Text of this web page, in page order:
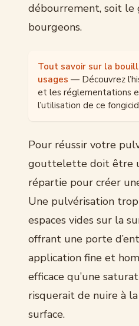
débourrement, soit le
bourgeons.
Tout savoir sur la
usages — Découvrez
et les réglementations
l’utilisation de ce
Pour réussir votre
gouttelette doit être
répartie pour créer
Une pulvérisation
espaces vides sur la
offrant une porte
application fine et
efficace qu’une
risquerait de nuire à
surface.